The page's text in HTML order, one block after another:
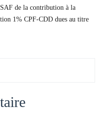
de la contribution à la
1% CPF-CDD dues au titre